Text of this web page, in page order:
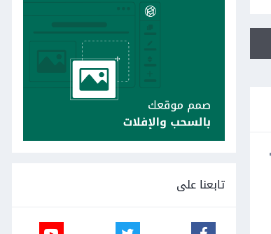
تابعنا على